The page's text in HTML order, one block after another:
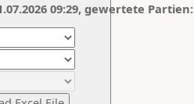
09:29, gewertete Partien: